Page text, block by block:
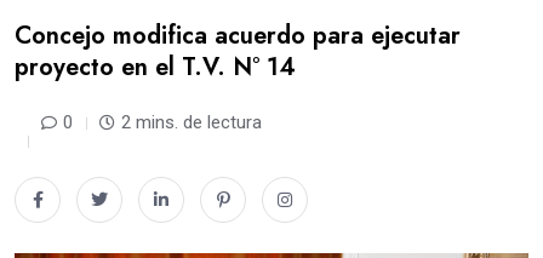
Concejo modifica acuerdo para ejecutar
proyecto en el T.V. N° 14
0 2 mins. de lectura